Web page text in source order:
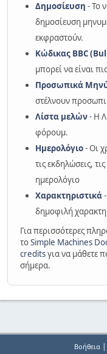
Δημοσίευση - Το
δημοσίευση
εκφραστούν.
Κώδικας BBC
μπορεί να είναι
Προσωπικά
στέλνουν
Λίστα μελών- Η
φόρουμ.
Ημερολόγιο- Οι
τις εκδηλώσεις,
ημερολόγιο
Χαρακτηριστικά
δημοφιλή
Για περισσότερες
τοSimple Machines
creditsγια να μάθετε
σήμερα.
Βοήθεια|